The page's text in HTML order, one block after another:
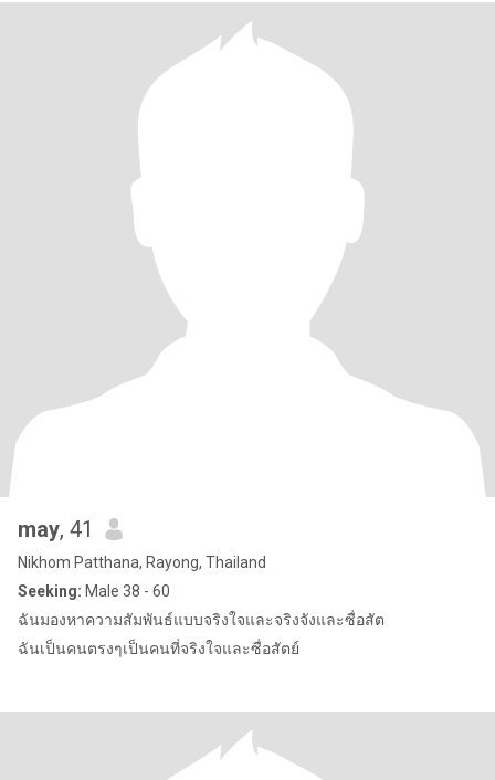
may, 41
Nikhom Patthana, Rayong, Thailand
Seeking: Male 38 - 60
ฉันมองหาความสัมพันธ์แบบจริงใจและจริงจังและซื่อสัต
ฉันเป็นคนตรงๆเป็นคนที่จริงใจและซื่อสัตย์